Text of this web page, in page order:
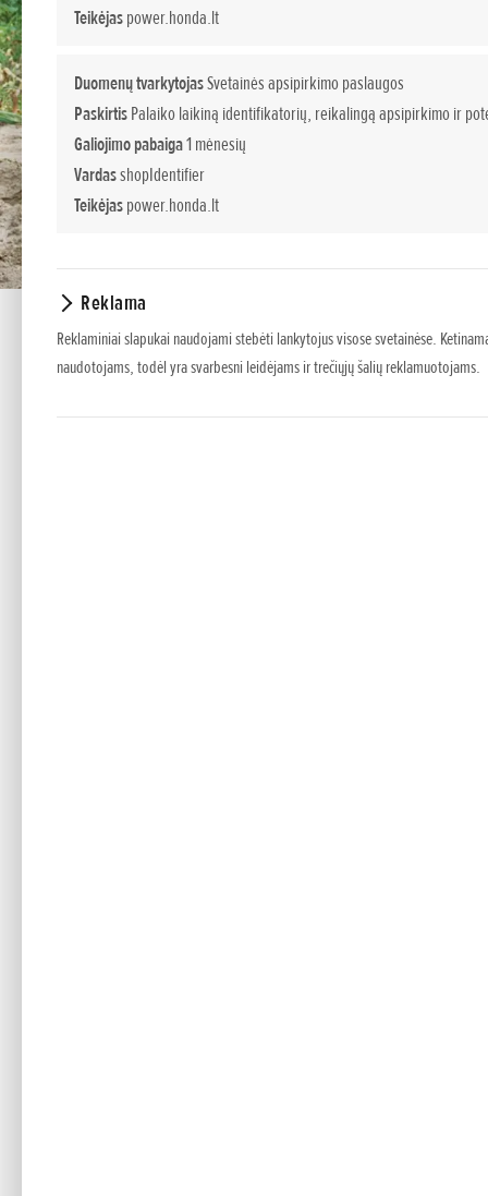
Teikėjaspower.honda.lt
Duomenų tvarkytojasSvetainės apsipirkimo paslaugos
PaskirtisPalaiko laikiną identifikatorių, reikalingą apsipirkimo ir
Galiojimo pabaiga1 mėnesių
VardasshopIdentifier
Teikėjaspower.honda.lt
Reklama
Reklaminiai slapukai naudojami stebėti lankytojus visose svetainėse.
naudotojams, todėl yra svarbesni leidėjams ir trečiųjų šalių reklamuotojams.
Neprilygstamas saugumas ir stabilumas
priešingas puses besisukančių frezų sistemą, dėl
gresia dirbant su kitų tipų kultivatoriais. Turėdami
Šis ratas palengvina kultivatoriaus pervežimą iš
Daugiau pavarų reiškia didesnį elastingumą ir
Kai geležtės sukasi į priešingas puses, gaunamas